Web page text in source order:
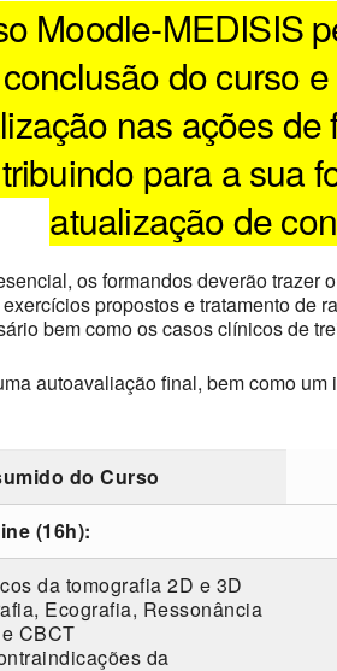
Moodle-MEDISIS
do curso
nas ações
para a sua
atualização de
os formandos deverão trazer
propostos e tratamento de
bem como os casos clínicos de
autoavaliação final, bem como
do Curso
(16h):
da tomografia 2D e 3D
Ecografia, Ressonância
CBCT
da